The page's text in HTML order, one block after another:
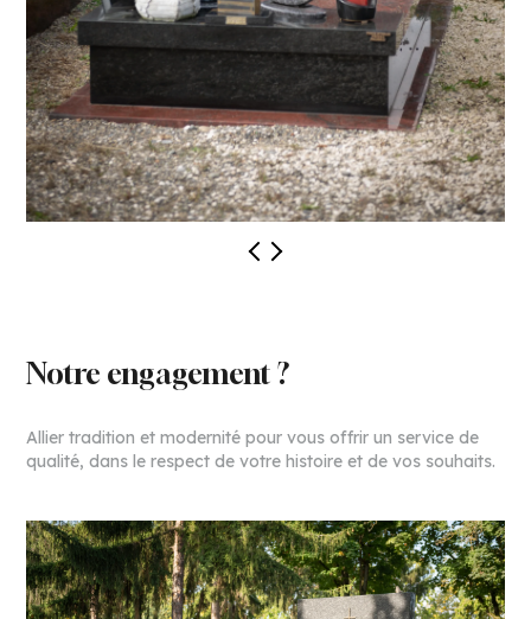
Notre engagement ?
Allier tradition et modernité pour vous offrir un service de
qualité, dans le respect de votre histoire et de vos souhaits.